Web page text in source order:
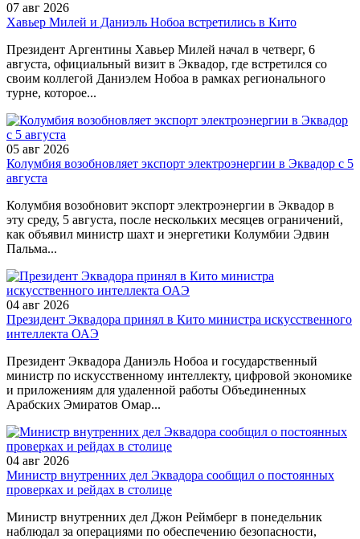
07 авг 2026
Хавьер Милей и Даниэль Нобоа встретились в Кито
Президент Аргентины Хавьер Милей начал в четверг, 6
августа, официальный визит в Эквадор, где встретился со
своим коллегой Даниэлем Нобоа в рамках регионального
турне, которое...
05 авг 2026
Колумбия возобновляет экспорт электроэнергии в Эквадор с 5
августа
Колумбия возобновит экспорт электроэнергии в Эквадор в
эту среду, 5 августа, после нескольких месяцев ограничений,
как объявил министр шахт и энергетики Колумбии Эдвин
Пальма...
04 авг 2026
Президент Эквадора принял в Кито министра искусственного
интеллекта ОАЭ
Президент Эквадора Даниэль Нобоа и государственный
министр по искусственному интеллекту, цифровой экономике
и приложениям для удаленной работы Объединенных
Арабских Эмиратов Омар...
04 авг 2026
Министр внутренних дел Эквадора сообщил о постоянных
проверках и рейдах в столице
Министр внутренних дел Джон Реймберг в понедельник
наблюдал за операциями по обеспечению безопасности,